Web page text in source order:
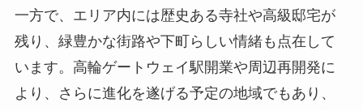
一方で、エリア内には歴史ある寺社や高級邸宅が
残り、緑豊かな街路や下町らしい情緒も点在して
います。高輪ゲートウェイ駅開業や周辺再開発に
より、さらに進化を遂げる予定の地域でもあり、